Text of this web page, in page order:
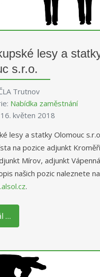
lesy a
s.r.o.
Trutnov
Nabídka zaměstnání
květen 2018
lesy a statky Olomouc
na pozice adjunkt
Mírov, adjunkt
našich pozic naleznete
.
…